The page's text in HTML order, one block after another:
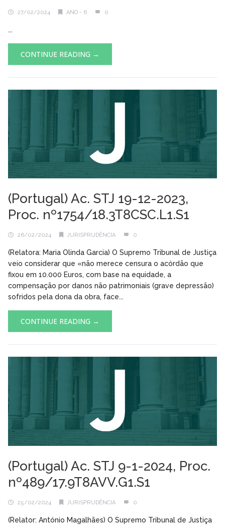
27/02/2024 ANO - 6 0
...
CONTINUE READING →
(Portugal) Ac. STJ 19-12-2023,
Proc. nº1754/18.3T8CSC.L1.S1
26/02/2024 JURISPRUDÊNCIA 0
(Relatora: Maria Olinda Garcia) O Supremo Tribunal de Justiça
veio considerar que «não merece censura o acórdão que
fixou em 10.000 Euros, com base na equidade, a
compensação por danos não patrimoniais (grave depressão)
sofridos pela dona da obra, face...
CONTINUE READING →
(Portugal) Ac. STJ 9-1-2024, Proc.
nº489/17.9T8AVV.G1.S1
25/02/2024 JURISPRUDÊNCIA 0
(Relator: António Magalhães) O Supremo Tribunal de Justiça